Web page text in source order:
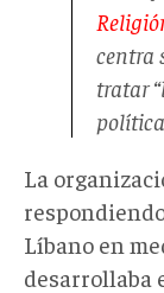
centra
tratar
La
Líbano en
desarrollaba